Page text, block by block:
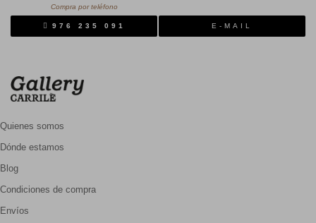
Compra por teléfono
976 235 091 E-MAIL
Quienes somos
Dónde estamos
Blog
Condiciones de compra
Envíos